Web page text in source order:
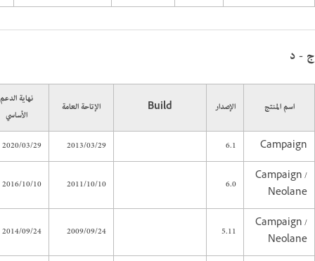
ج - د
اسم المنتج الإصدار Build الإتاحة العامة
نهاية الدعم
الأساسي
Campaign
6.1
2013/03/29
2020/03/29
Campaign /
Neolane
6.0
2011/10/10
2016/10/10
Campaign /
Neolane
5.11
2009/09/24
2014/09/24